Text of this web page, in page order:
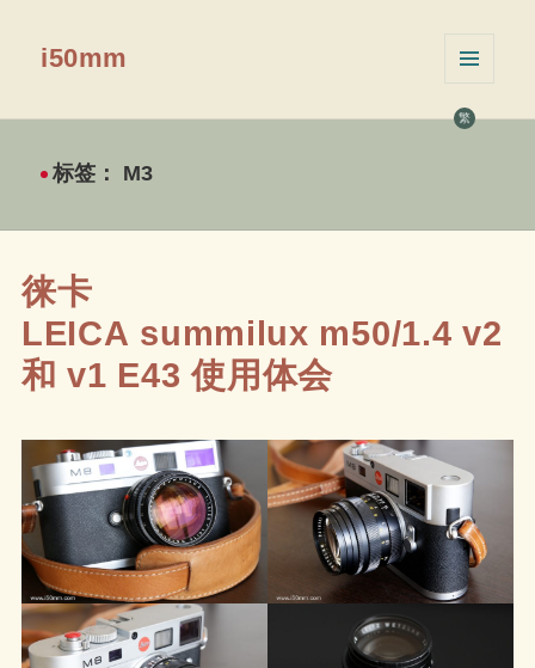
繁
i50mm
挂件
标签： M3
徕卡
LEICA summilux m50/1.4 v2
和 v1 E43 使用体会